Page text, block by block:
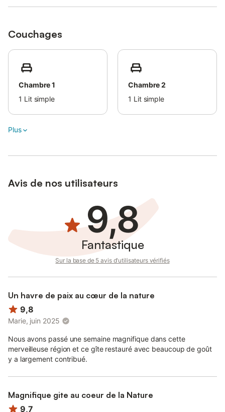
Couchages
Chambre 1
1 Lit simple
Chambre 2
1 Lit simple
Plus
Avis de nos utilisateurs
9,8
Fantastique
Sur la base de 5 avis d'utilisateurs vérifiés
Un havre de paix au cœur de la nature
9,8
Marie, juin 2025
Nous avons passé une semaine magnifique dans cette
merveilleuse région et ce gîte restauré avec beaucoup de goût
y a largement contribué.
Magnifique gite au coeur de la Nature
9,7